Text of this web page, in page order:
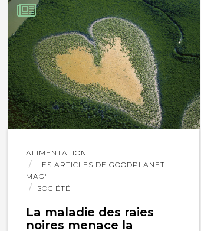
ALIMENTATION
LES ARTICLES DE GOODPLANET
MAG'
SOCIÉTÉ
La maladie des raies
noires menace la
Lire
l'article